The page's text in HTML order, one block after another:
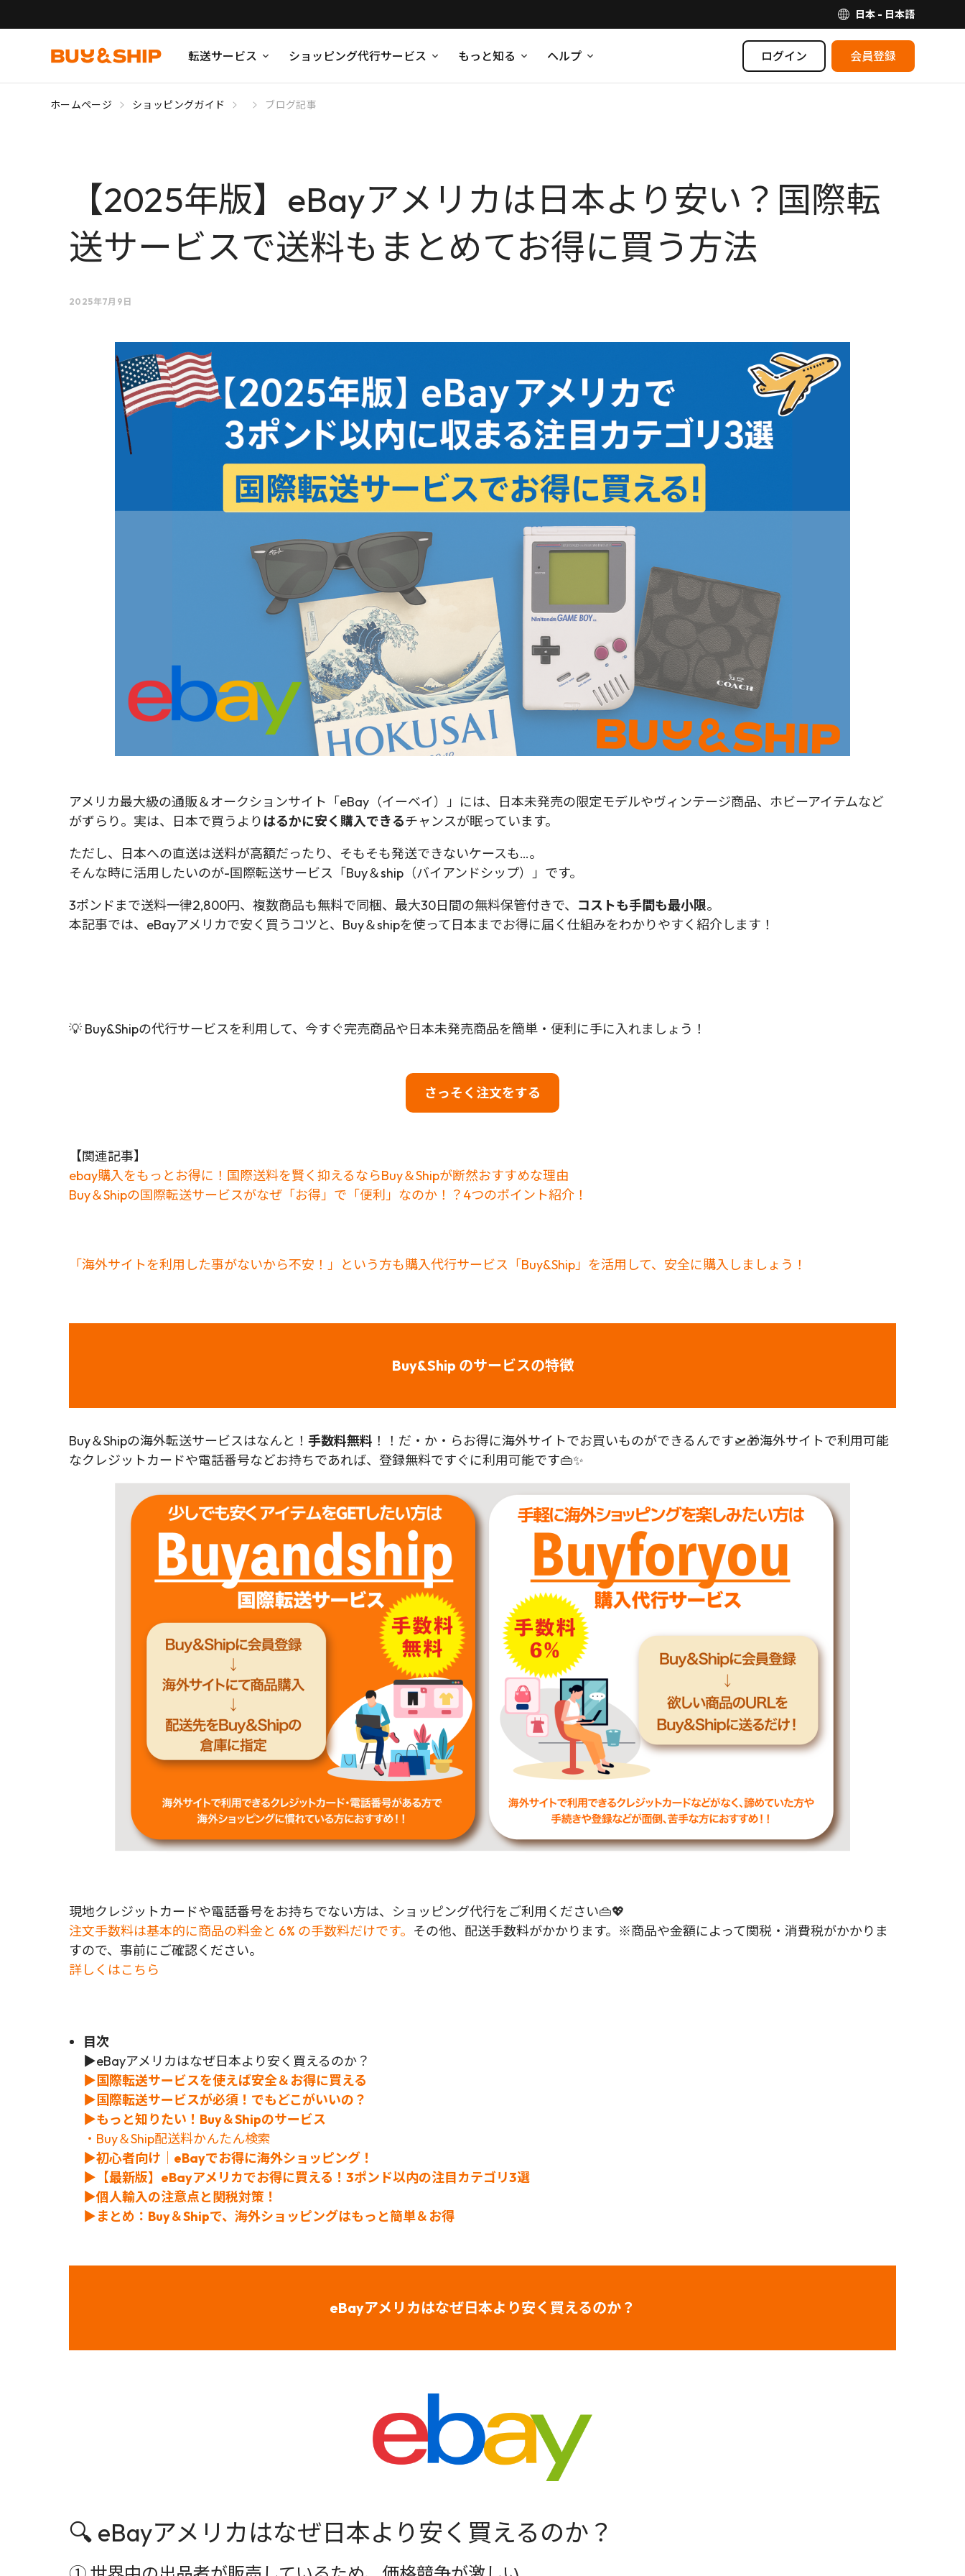
日本 - 日本語
転送サービス ショッピング代行サービス もっと知る ヘルプ ログイン 会員登録
ホームページ ショッピングガイド ブログ記事
【2025年版】eBayアメリカは日本より安い？国際転
送サービスで送料もまとめてお得に買う方法
2025年7月9日
アメリカ最大級の通販＆オークションサイト「eBay（イーベイ）」には、日本未発売の限定モデルやヴィンテージ商品、ホビーアイテムなど
がずらり。実は、日本で買うよりはるかに安く購入できるチャンスが眠っています。
ただし、日本への直送は送料が高額だったり、そもそも発送できないケースも…。
そんな時に活用したいのが-国際転送サービス「Buy＆ship（バイアンドシップ）」です。
3ポンドまで送料一律2,800円、複数商品も無料で同梱、最大30日間の無料保管付きで、 コストも手間も最小限。
本記事では、eBayアメリカで安く買うコツと、Buy＆shipを使って日本までお得に届く仕組みをわかりやすく紹介します！
💡 Buy&Shipの代行サービスを利用して、今すぐ完売商品や日本未発売商品を簡単・便利に手に入れましょう！
さっそく注文をする
【関連記事】
ebay購入をもっとお得に！国際送料を賢く抑えるならBuy＆Shipが断然おすすめな理由
Buy＆Shipの国際転送サービスがなぜ「お得」で「便利」なのか！？4つのポイント紹介！
「海外サイトを利用した事がないから不安！」という方も購入代行サービス「Buy&Ship」を活用して、安全に購入しましょう！
Buy&Ship のサービスの特徴
Buy＆Shipの海外転送サービスはなんと！ 手数料無料 ！！だ・か・らお得に海外サイトでお買いものができるんです🛫🎁海外サイトで利用可能
なクレジットカードや電話番号などお持ちであれば、登録無料ですぐに利用可能です👜✨
現地クレジットカードや電話番号をお持ちでない方は、ショッピング代行をご利用ください👜💖
注文手数料は基本的に商品の料金と 6% の手数料だけです。 その他、配送手数料がかかります。※商品や金額によって関税・消費税がかかりま
すので、事前にご確認ください。
詳しくはこちら
目次
▶eBayアメリカはなぜ日本より安く買えるのか？
▶国際転送サービスを使えば安全＆お得に買える
▶国際転送サービスが必須！でもどこがいいの？
▶もっと知りたい！Buy＆Shipのサービス
・Buy＆Ship配送料かんたん検索
▶初心者向け｜eBayでお得に海外ショッピング！
▶ 【最新版】eBayアメリカでお得に買える！3ポンド以内の注目カテゴリ3選
▶個人輸入の注意点と関税対策！
▶まとめ：Buy＆Shipで、海外ショッピングはもっと簡単＆お得
eBayアメリカはなぜ日本より安く買えるのか？
🔍 eBayアメリカはなぜ日本より安く買えるのか？